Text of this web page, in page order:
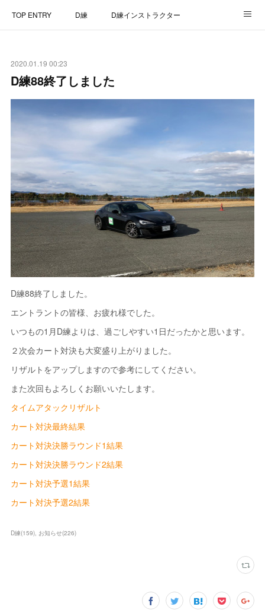
TOP ENTRY D練 D練インストラクター
CONTACT
2020.01.19 00:23
D練88終了しました
D練88終了しました。
エントラントの皆様、お疲れ様でした。
いつもの1月D練よりは、過ごしやすい1日だったかと思います。
２次会カート対決も大変盛り上がりました。
リザルトをアップしますので参考にしてください。
また次回もよろしくお願いいたします。
タイムアタックリザルト
カート対決最終結果
カート対決決勝ラウンド1結果
カート対決決勝ラウンド2結果
カート対決予選1結果
カート対決予選2結果
D練(159) お知らせ(226)